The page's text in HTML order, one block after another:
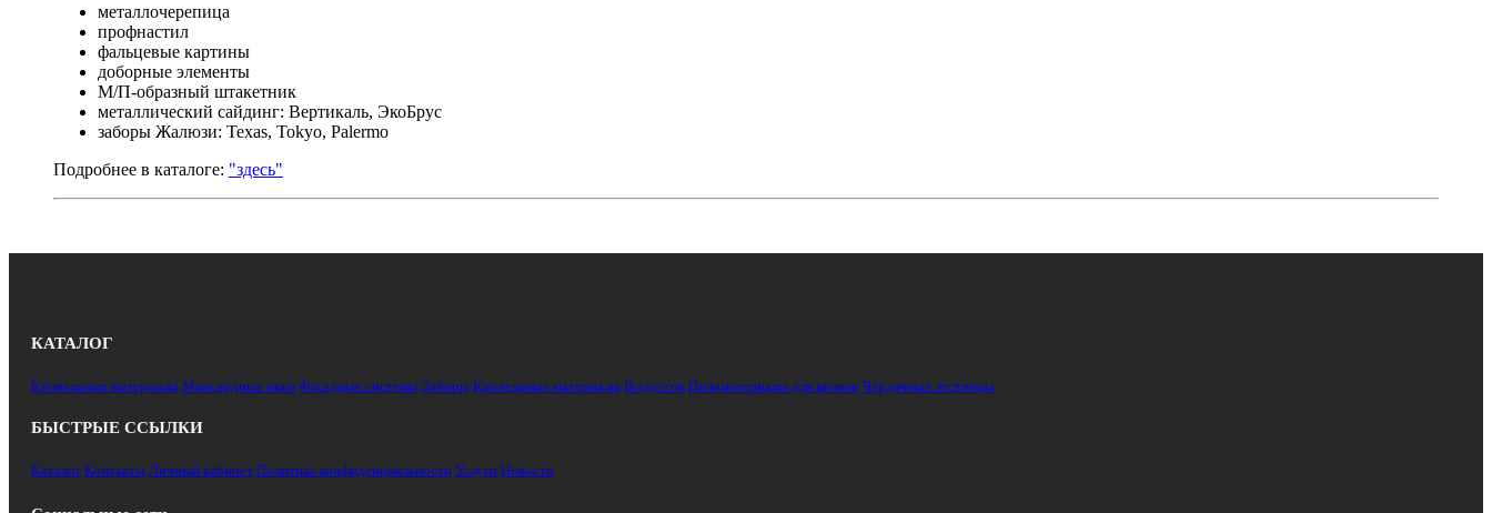
металлочерепица
профнастил
фальцевые картины
доборные элементы
М/П-образный штакетник
металлический сайдинг: Вертикаль, ЭкоБрус
заборы Жалюзи: Texas, Tokyo, Palermo
Подробнее в каталоге: "здесь"
КАТАЛОГ
Кровельные материалы Мансардные окна Фасадные системы Заборы Кровельные материалы Водосток Пиломатериалы для кровли Чердачные лестницы
БЫСТРЫЕ ССЫЛКИ
Каталог Контакты Личный кабинет Политика конфиденциальности Услуги Новости